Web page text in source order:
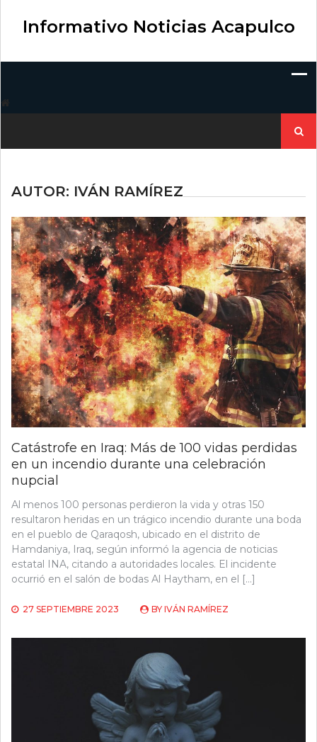
contentInformativo Noticias Acapulco
AUTOR: IVÁN RAMÍREZ
Catástrofe en Iraq: Más de 100 vidas perdidas
en un incendio durante una celebración
nupcial
Al menos 100 personas perdieron la vida y otras 150
resultaron heridas en un trágico incendio durante una boda
en el pueblo de Qaraqosh, ubicado en el distrito de
Hamdaniya, Iraq, según informó la agencia de noticias
estatal INA, citando a autoridades locales. El incidente
ocurrió en el salón de bodas Al Haytham, en el […]
27 SEPTIEMBRE 2023 BY IVÁN RAMÍREZ